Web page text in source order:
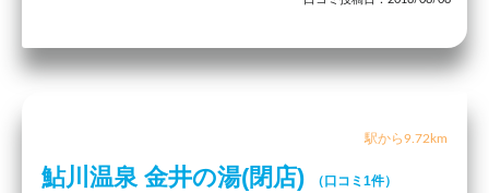
駅から9.72km
鮎川温泉 金井の湯(閉店) （口コミ1件）